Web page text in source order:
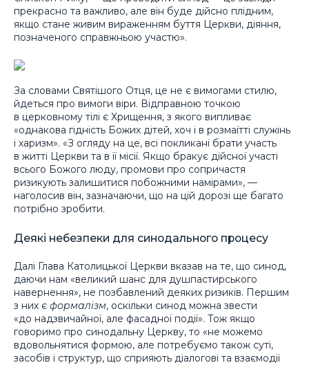
прекрасно та важливо, але він буде дійсно плідним,
якщо стане живим вираженням буття Церкви, діяння,
позначеного справжньою участю».
За словами Святішого Отця, це не є вимогами стилю,
йдеться про вимоги віри. Відправною точкою
в церковному тілі є Хрищення, з якого випливає
«однакова гідність Божих дітей, хоч і в розмаїтті служінь
і харизм». «З огляду на це, всі покликані брати участь
в житті Церкви та в її місії. Якщо бракує дійсної участі
всього Божого люду, промови про сопричастя
ризикують залишитися побожними намірами», —
наголосив він, зазначаючи, що на цій дорозі ще багато
потрібно зробити.
Деякі небезпеки для синодального процесу
Далі Глава Католицької Церкви вказав на те, що синод,
даючи нам «великий шанс для душпастирського
навернення», не позбавлений деяких ризиків. Першим
з них є формалізм, оскільки синод можна звести
«до надзвичайної, але фасадної події». Тож якщо
говоримо про синодальну Церкву, то «не можемо
вдовольнятися формою, але потребуємо також суті,
засобів і структур, що сприяють діалогові та взаємодії